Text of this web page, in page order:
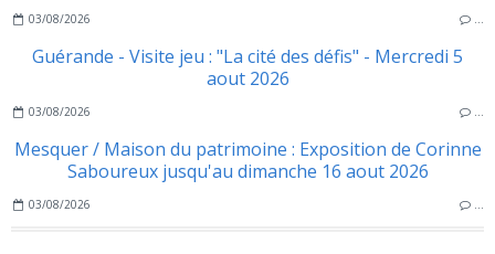
03/08/2026 …
Guérande - Visite jeu : "La cité des défis" - Mercredi 5
aout 2026
03/08/2026 …
Mesquer / Maison du patrimoine : Exposition de Corinne
Saboureux jusqu'au dimanche 16 aout 2026
03/08/2026 …